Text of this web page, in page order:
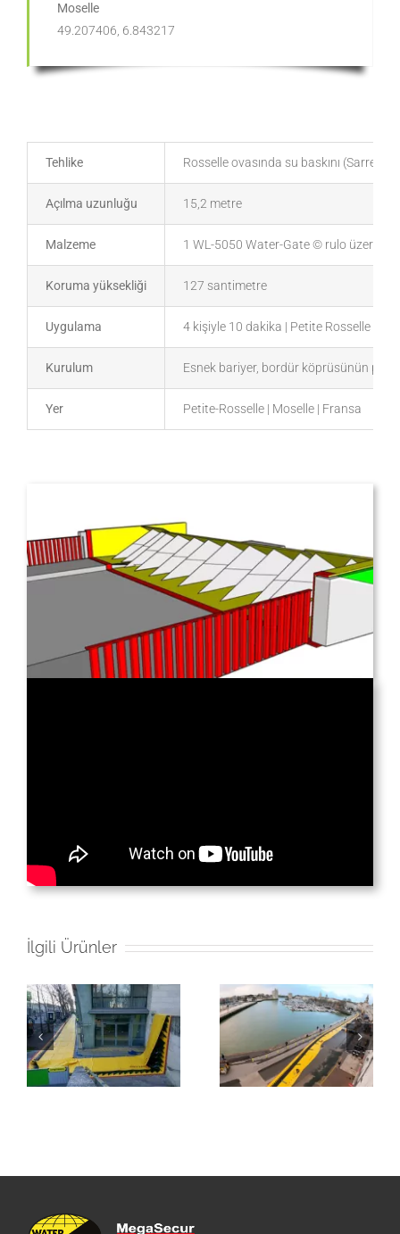
Moselle
49.207406, 6.843217
Tehlike Rosselle ovasında su baskını (Sarre
Açılma uzunluğu 15,2 metre
Malzeme 1 WL-5050 Water-Gate © rulo üzerinde
Koruma yüksekliği 127 santimetre
Uygulama 4 kişiyle 10 dakika | Petite Rosselle
Kurulum Esnek bariyer, bordür köprüsünün
Yer Petite-Rosselle | Moselle | Fransa
İlgili Ürünler